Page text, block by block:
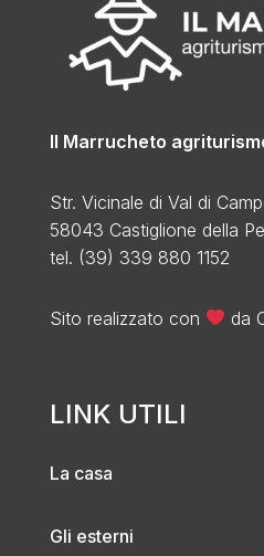
Il Marrucheto
Str. Vicinale di Val di
58043 Castiglione della
tel. (39) 339 880 1152
Sito realizzato con da
LINK UTILI
La casa
Gli esterni